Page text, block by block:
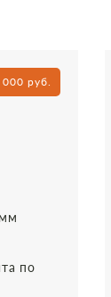
руб.
по